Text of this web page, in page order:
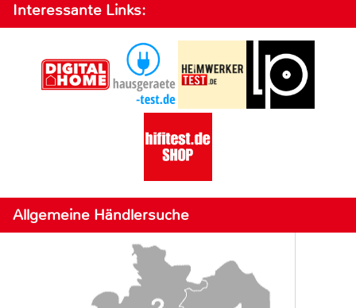
Interessante Links:
Allgemeine Händlersuche